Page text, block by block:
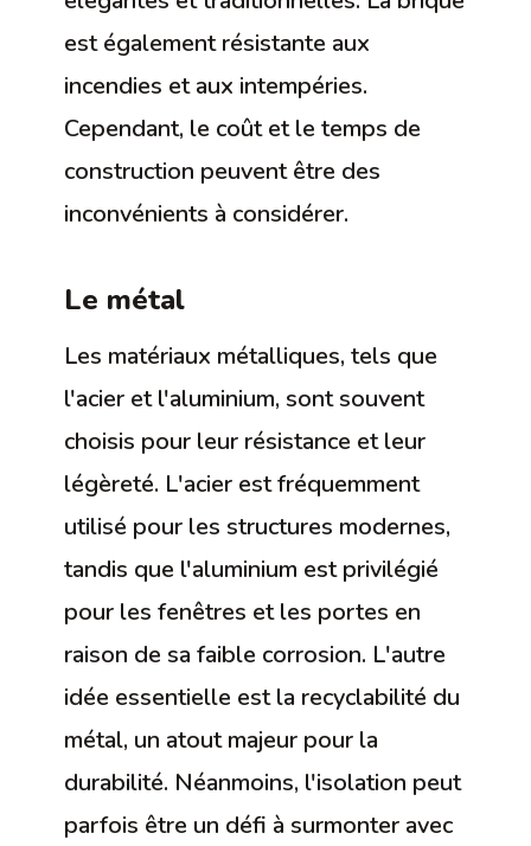
est également résistante aux
incendies et aux intempéries.
Cependant, le coût et le temps de
construction peuvent être des
inconvénients à considérer.
Le métal
Les matériaux métalliques, tels que
l'acier et l'aluminium, sont souvent
choisis pour leur résistance et leur
légèreté. L'acier est fréquemment
utilisé pour les structures modernes,
tandis que l'aluminium est privilégié
pour les fenêtres et les portes en
raison de sa faible corrosion. L'autre
idée essentielle est la recyclabilité du
métal, un atout majeur pour la
durabilité. Néanmoins, l'isolation peut
parfois être un défi à surmonter avec